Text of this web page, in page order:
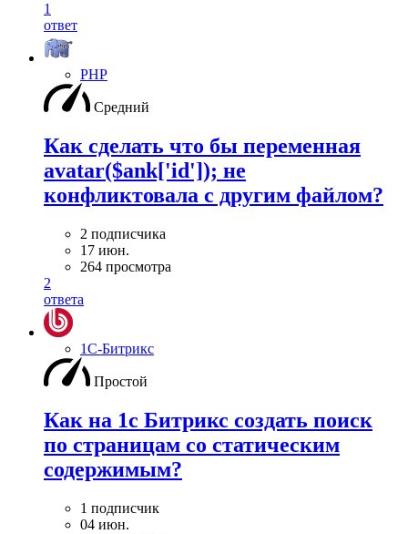
1
ответ
PHP
Средний
Как сделать что бы переменная
avatar($ank['id']); не
конфликтовала с другим файлом?
2 подписчика
17 июн.
264 просмотра
2
ответа
1С-Битрикс
Простой
Как на 1с Битрикс создать поиск
по страницам со статическим
содержимым?
1 подписчик
04 июн.